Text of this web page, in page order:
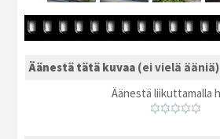
Äänestä tätä kuvaa (ei vielä ääniä)
Äänestä liikuttamalla